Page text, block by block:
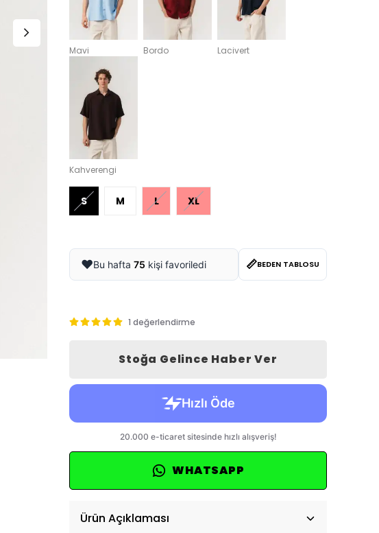
Mavi Bordo Lacivert
Kahverengi
S M L XL
❤️Bu hafta 75 kişi favoriledi 📏BEDEN TABLOSU
1 değerlendirme
Stoğa Gelince Haber Ver
WHATSAPP
Ürün Açıklaması